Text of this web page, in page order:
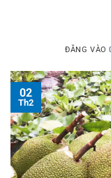
ĐĂNG VÀO
02
Th2